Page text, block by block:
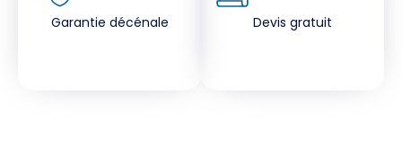
Garantie décénale Devis gratuit